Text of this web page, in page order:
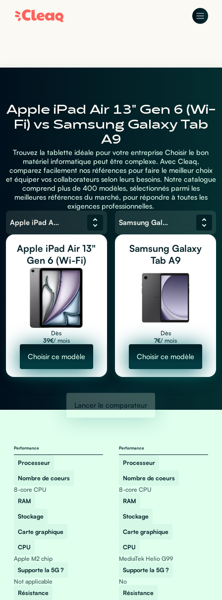
Apple iPad Air 13" Gen 6 (Wi-
Fi) vs Samsung Galaxy Tab
A9
Trouvez la tablette idéale pour votre entreprise Choisir le bon
matériel informatique peut être complexe. Avec Cleaq,
comparez facilement nos références pour faire le meilleur choix
et équiper vos collaborateurs selon leurs besoins. Notre catalogue
comprend plus de 400 modèles, sélectionnés parmi les
meilleures références du marché, pour répondre à toutes les
exigences professionnelles.
Apple iPad Air 13" Gen 6 (Wi-Fi)
Apple iPad Air 13"
Gen 6 (Wi-Fi)
Dès
39€/ mois
Choisir ce modèle
Lancer le comparateur
Samsung Galaxy Tab A9
Samsung Galaxy
Tab A9
Dès
7€/ mois
Choisir ce modèle
Performance
Processeur
Nombre de coeurs
8-core CPU
RAM
Stockage
Carte graphique
CPU
Apple M2 chip
Supporte la 5G ?
Not applicable
Résistance
Performance
Processeur
Nombre de coeurs
8-core CPU
RAM
Stockage
Carte graphique
CPU
MediaTek Helio G99
Supporte la 5G ?
No
Résistance